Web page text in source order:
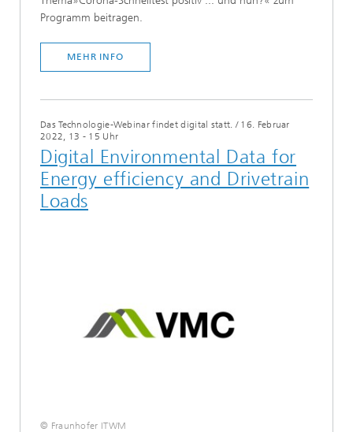
Programm beitragen.
MEHR INFO
Das Technologie-Webinar findet digital statt. / 16. Februar
2022, 13 - 15 Uhr
Digital Environmental Data for
Energy efficiency and Drivetrain
Loads
© Fraunhofer ITWM